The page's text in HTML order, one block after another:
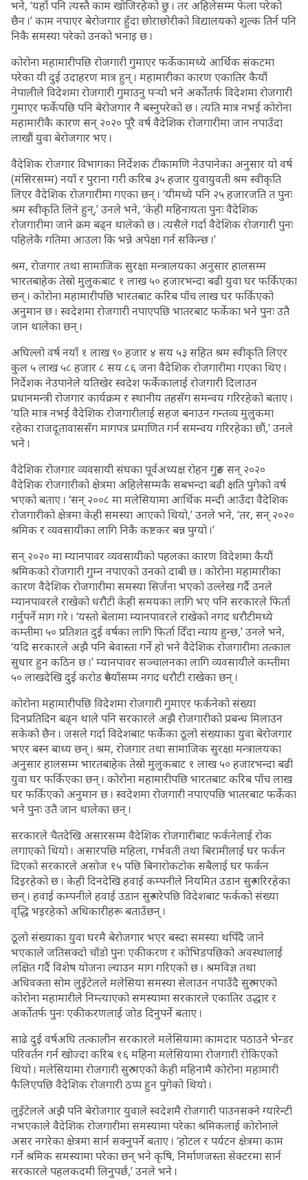
भने, ‘यहाँ पनि त्यस्तै काम खोजिरहेको छु । तर अहिलेसम्म फेला परेको
छैन ।’ काम नपाएर बेरोजगार हुँदा छोराछोरीको विद्यालयको शुल्क तिर्न पनि
निकै समस्या परेको उनको भनाइ छ ।
कोरोना महामारीपछि रोजगारी गुमाएर फर्केकामध्ये आर्थिक संकटमा
परेका यी दुई उदाहरण मात्र हुन् । महामारीका कारण एकातिर कैयौं
नेपालीले विदेशमा रोजगारी गुमाउनु पर्‍यो भने अर्कोतर्फ विदेशमा रोजगारी
गुमाएर फर्केपछि पनि बेरोजगार नै बस्नुपरेको छ । त्यति मात्र नभई कोरोना
महामारीकै कारण सन् २०२० पूरै वर्ष वैदेशिक रोजगारीमा जान नपाउँदा
लाखौं युवा बेरोजगार भए ।
वैदेशिक रोजगार विभागका निर्देशक टीकामणि नेउपानेका अनुसार यो वर्ष
(मंसिरसम्म) नयाँ र पुराना गरी करिब ३५ हजार युवायुवती श्रम स्वीकृति
लिएर वैदेशिक रोजगारीमा गएका छन् । ‘यीमध्ये पनि २५ हजारजति त पुनः
श्रम स्वीकृति लिने हुन्,’ उनले भने, ‘केही महिनायता पुनः वैदेशिक
रोजगारीमा जाने क्रम बढ्न थालेको छ । त्यसैले गर्दा वैदेशिक रोजगारी पुनः
पहिलेकै गतिमा आउला कि भन्ने अपेक्षा गर्न सकिन्छ ।’
श्रम, रोजगार तथा सामाजिक सुरक्षा मन्त्रालयका अनुसार हालसम्म
भारतबाहेक तेस्रो मुलुकबाट १ लाख ५० हजारभन्दा बढी युवा घर फर्किएका
छन् । कोरोना महामारीपछि भारतबाट करिब पाँच लाख घर फर्किएको
अनुमान छ । स्वदेशमा रोजगारी नपाएपछि भातरबाट फर्केका भने पुनः उतै
जान थालेका छन् ।
अघिल्लो वर्ष नयाँ १ लाख ९० हजार ४ सय ५३ सहित श्रम स्वीकृति लिएर
कुल ५ लाख ५८ हजार ८ सय ८६ जना वैदेशिक रोजगारीमा गएका थिए ।
निर्देशक नेउपानेले यतिखेर स्वदेश फर्केकालाई रोजगारी दिलाउन
प्रधानमन्त्री रोजगार कार्यक्रम र स्थानीय तहसँग समन्वय गरिरहेको बताए ।
‘यति मात्र नभई वैदेशिक रोजगारीलाई सहज बनाउन गन्तव्य मुलुकमा
रहेका राजदूतावाससँग मागपत्र प्रमाणित गर्न समन्वय गरिरहेका छौं,’ उनले
भने ।
वैदेशिक रोजगार व्यवसायी संघका पूर्वअध्यक्ष रोहन गुरुङ सन् २०२०
वैदेशिक रोजगारीको क्षेत्रमा अहिलेसम्मकै सबभन्दा बढी क्षति पुगेको वर्ष
भएको बताए । ‘सन् २००८ मा मलेसियामा आर्थिक मन्दी आउँदा वैदेशिक
रोजगारीको क्षेत्रमा केही समस्या आएको थियो,’ उनले भने, ‘तर, सन् २०२०
श्रमिक र व्यवसायीका लागि निकै कष्टकर बन्न पुग्यो ।’
सन् २०२० मा म्यानपावर व्यवसायीको पहलका कारण विदेशमा कैयौं
श्रमिकको रोजगारी गुम्न नपाएको उनको दाबी छ । कोरोना महामारीका
कारण वैदेशिक रोजगारीमा समस्या सिर्जना भएको उल्लेख गर्दै उनले
म्यानपावरले राखेको धरौटी केही समयका लागि भए पनि सरकारले फिर्ता
गर्नुपर्ने माग गरे । ‘यस्तो बेलामा म्यानपावरले राखेको नगद धरौटीमध्ये
कम्तीमा ५० प्रतिशत दुई वर्षका लागि फिर्ता दिँदा न्याय हुन्छ,’ उनले भने,
‘यदि सरकारले अझै पनि बेवास्ता गर्ने हो भने वैदेशिक रोजगारीमा तत्काल
सुधार हुन कठिन छ ।’ म्यानपावर सञ्चालनका लागि व्यवसायीले कम्तीमा
५० लाखदेखि दुई करोड रुपैयाँसम्म नगद धरौटी राखेका छन् ।
कोरोना महामारीपछि विदेशमा रोजगारी गुमाएर फर्कनेको संख्या
दिनप्रतिदिन बढ्न थाले पनि सरकारले अझै रोजगारीको प्रबन्ध मिलाउन
सकेको छैन । जसले गर्दा विदेशबाट फर्केका ठूलो संख्याका युवा बेरोजगार
भएर बस्न बाध्य छन् । श्रम, रोजगार तथा सामाजिक सुरक्षा मन्त्रालयका
अनुसार हालसम्म भारतबाहेक तेस्रो मुलुकबाट १ लाख ५० हजारभन्दा बढी
युवा घर फर्किएका छन् । कोरोना महामारीपछि भारतबाट करिब पाँच लाख
घर फर्किएको अनुमान छ । स्वदेशमा रोजगारी नपाएपछि भातरबाट फर्केका
भने पुनः उतै जान थालेका छन् ।
सरकारले चैतदेखि असारसम्म वैदेशिक रोजगारीबाट फर्कनेलाई रोक
लगाएको थियो । असारपछि महिला, गर्भवती तथा बिरामीलाई घर फर्कन
दिएको सरकारले असोज १५ पछि बिनारोकटोक सबैलाई घर फर्कन
दिइरहेको छ । केही दिनदेखि हवाई कम्पनीले नियमित उडान सुरु गरिरहेका
छन् । हवाई कम्पनीले हवाई उडान सुरु गरेपछि विदेशबाट फर्कको संख्या
वृद्धि भइरहेको अधिकारीहरू बताउँछन् ।
ठूलो संख्याका युवा घरमै बेरोजगार भएर बस्दा समस्या थपिँदै जाने
भएकाले जतिसक्दो चाँडो पुनः एकीकरण र कोभिडपछिको अवस्थालाई
लक्षित गर्दै विशेष योजना ल्याउन माग गरिएको छ । श्रमविज्ञ तथा
अधिवक्ता सोम लुइँटेलले मलेसिया समस्या सेलाउन नपाउँदै सुरु भएको
कोरोना महामारीले निम्त्याएको समस्यामा सरकारले एकातिर उद्धार र
अर्कोतर्फ पुनः एकीकरणलाई जोड दिनुपर्ने बताए ।
साढे दुई वर्षअघि तत्कालीन सरकारले मलेसियामा कामदार पठाउने भेन्डर
परिवर्तन गर्न खोज्दा करिब १६ महिना मलेसियामा रोजगारी रोकिएको
थियो । मलेसियामा रोजगारी सुरु भएको केही महिनामै कोरोना महामारी
फैलिएपछि वैदेशिक रोजगारी ठप्प हुन पुगेको थियो ।
लुइँटेलले अझै पनि बेरोजगार युवाले स्वदेशमै रोजगारी पाउनसक्ने ग्यारेन्टी
नभएकाले वैदेशिक रोजगारीमा समस्यामा परेका श्रमिकलाई कोरोनाले
असर नगरेका क्षेत्रमा सार्न सक्नुपर्ने बताए । ‘होटल र पर्यटन क्षेत्रमा काम
गर्ने श्रमिक समस्यामा परेका छन् भने कृषि, निर्माणजस्ता सेक्टरमा सार्न
सरकारले पहलकदमी लिनुपर्छ,’ उनले भने ।